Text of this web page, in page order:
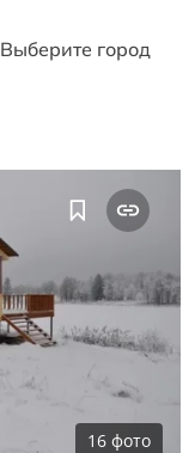
Выберите город
16 фото